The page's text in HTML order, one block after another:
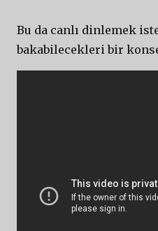
Bu da canlı dinlemek
bakabilecekleri bir